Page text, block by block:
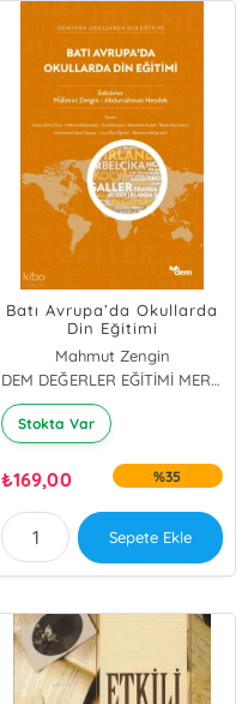
Batı Avrupa’da Okullarda
Din Eğitimi
Mahmut Zengin
Abdurrahman Hendek
DEM DEĞERLER EĞİTİMİ MERKEZİ YAYINLARI
Stokta Var
₺169,00 %35
Sepete Ekle